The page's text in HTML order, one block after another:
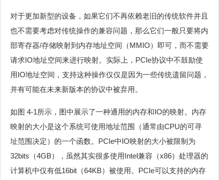
对于更加新型的设备，如果它们不再依赖老旧的传统软件并且
也不需要考虑对传统操作的兼容问题，那么它们一般只要将内
部寄存器/存储映射到内存地址空间（MMIO）即可，而不需要
请求IO地址空间来进行映射。实际上，PCIe协议中不鼓励使
用IO地址空间，支持这种操作仅仅是因为一些传统遗留问题，
并有可能在未来新版本的协议中被弃用。
如图 4‑1所示，图中展示了一种通用的内存和IO的映射。内存
映射的大小是这个系统可使用地址范围（通常由CPU的可寻
址范围决定）的一个函数。PCIe中IO映射的大小被限制为
32bits（4GB），虽然其实很多使用Intel兼容（x86）处理器的
计算机中仅有低16bit（64KB）被使用。PCIe可以支持的内存